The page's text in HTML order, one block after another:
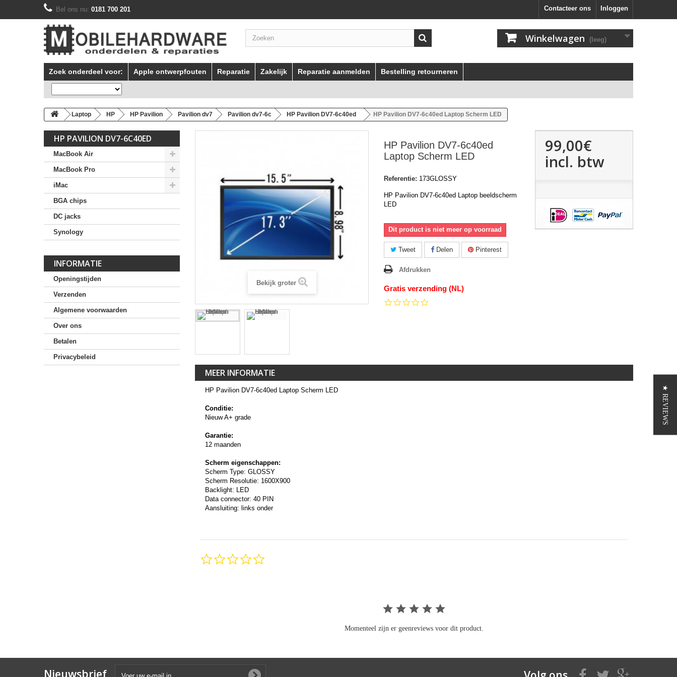
Inloggen
Contacteer ons
Bel ons nu: 0181 700 201
Winkelwagen (leeg)
Zoek onderdeel voor: Apple ontwerpfouten Reparatie Zakelijk Reparatie aanmelden Bestelling retourneren
Laptop HP HP Pavilion Pavilion dv7 Pavilion dv7-6c HP Pavilion DV7-6c40ed HP Pavilion DV7-6c40ed Laptop Scherm LED
HP PAVILION DV7-6C40ED
MacBook Air
MacBook Pro
iMac
BGA chips
DC jacks
Synology
INFORMATIE
Openingstijden
Verzenden
Algemene voorwaarden
Over ons
Betalen
Privacybeleid
Bekijk groter
HP Pavilion DV7-6c40ed
Laptop Scherm LED
Referentie: 173GLOSSY
HP Pavilion DV7-6c40ed Laptop beeldscherm
LED
Dit product is niet meer op voorraad
Tweet Delen Pinterest
Afdrukken
Gratis verzending (NL)
99,00€
incl. btw
MEER INFORMATIE
HP Pavilion DV7-6c40ed Laptop Scherm LED
Conditie:
Nieuw A+ grade
Garantie:
12 maanden
Scherm eigenschappen:
Scherm Type: GLOSSY
Scherm Resolutie: 1600X900
Backlight: LED
Data connector: 40 PIN
Aansluiting: links onder
Momenteel zijn er geenreviews voor dit product.
Nieuwsbrief
★ REVIEWS